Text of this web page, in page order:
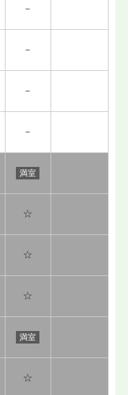
－
－
－
－
満室
☆
☆
☆
満室
☆